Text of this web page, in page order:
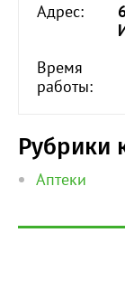
Адрес:
Время
работы:
Рубрики
Аптеки